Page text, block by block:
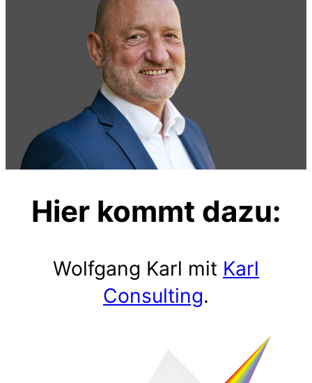
Hier kommt dazu:
Wolfgang Karl mit Karl
Consulting.